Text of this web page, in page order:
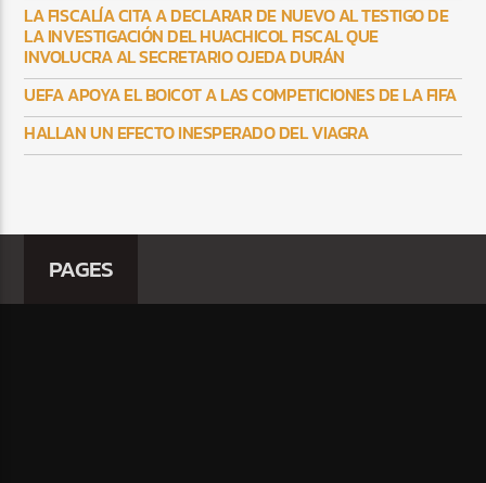
LA FISCALÍA CITA A DECLARAR DE NUEVO AL TESTIGO DE
LA INVESTIGACIÓN DEL HUACHICOL FISCAL QUE
INVOLUCRA AL SECRETARIO OJEDA DURÁN
UEFA APOYA EL BOICOT A LAS COMPETICIONES DE LA FIFA
HALLAN UN EFECTO INESPERADO DEL VIAGRA
PAGES